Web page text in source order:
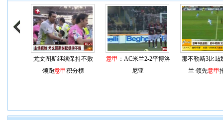
尤文图斯继续保持不败
领跑意甲积分榜
意甲 ：AC米兰2-2平博洛
尼亚
那不勒斯3比1
兰 领先意甲